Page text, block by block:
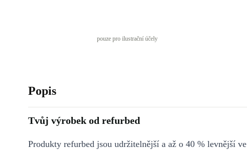
pouze pro ilustrační účely
Popis
Tvůj výrobek od refurbed
Produkty refurbed jsou udržitelnější a až o 40 % levnější ve